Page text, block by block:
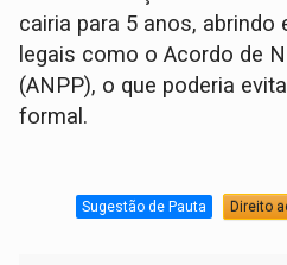
cairia para 5 anos,
legais como o Acordo de
(ANPP), o que poderia
formal.
Sugestão de Pauta Direito